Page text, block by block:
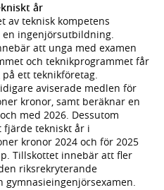
år
av teknisk kompetens
en ingenjörsutbildning.
att unga med examen
och teknikprogrammet får
ett teknikföretag.
aviserade medlen för
kronor, samt beräknar en
med 2026. Dessutom
tekniskt år i
kronor 2024 och för 2025
Tillskottet innebär att fler
riksrekryterande